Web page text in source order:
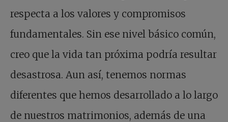
respecta a los valores y compromisos
fundamentales. Sin ese nivel básico común,
creo que la vida tan próxima podría resultar
desastrosa. Aun así, tenemos normas
diferentes que hemos desarrollado a lo largo
de nuestros matrimonios, además de una